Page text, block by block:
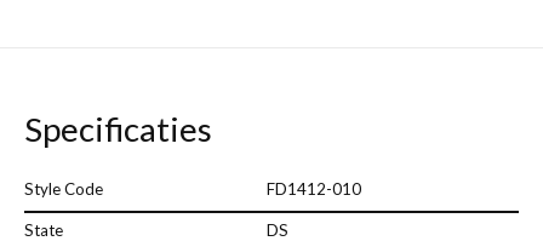
Specificaties
Style Code FD1412-010
State DS